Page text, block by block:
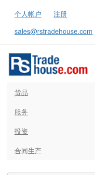
个人帐户
注册
sales@rstradehouse.com
货品
服务
投资
合同生产